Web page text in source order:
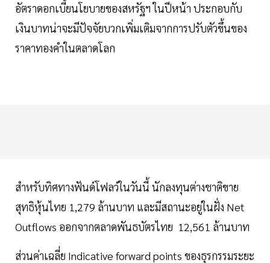
อัตราดอกเบี้ยนโยบายของสหรัฐฯ ในปีหน้า ประกอบกับ
เงินบาทน่าจะมีปัจจัยบวกเพิ่มเติมจากการปรับตัวขึ้นของ
ราคาทองคำในตลาดโลก
สำหรับทิศทางฟันด์โฟลว์ในวันนี้ นักลงทุนต่างชาติขาย
สุทธิหุ้นไทย 1,279 ล้านบาท และมีสถานะอยู่ในฝั่ง Net
Outflows ออกจากตลาดพันธบัตรไทย 12,561 ล้านบาท
ส่วนค่าเฉลี่ย Indicative forward points ของธุรกรรมระยะ